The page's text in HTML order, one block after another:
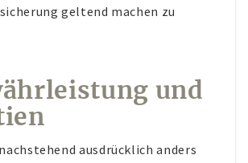
geltend machen zu
und
ausdrücklich anders